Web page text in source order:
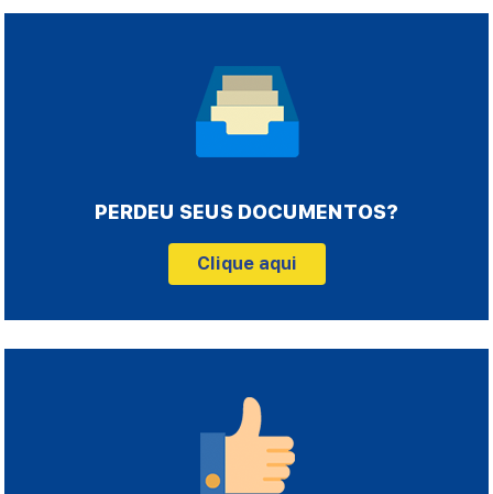
PERDEU SEUS DOCUMENTOS?
Clique aqui